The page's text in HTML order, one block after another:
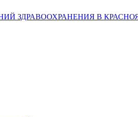
ЗДРАВООХРАНЕНИЯ В